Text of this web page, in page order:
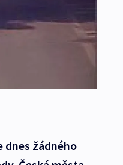
dnes žádného